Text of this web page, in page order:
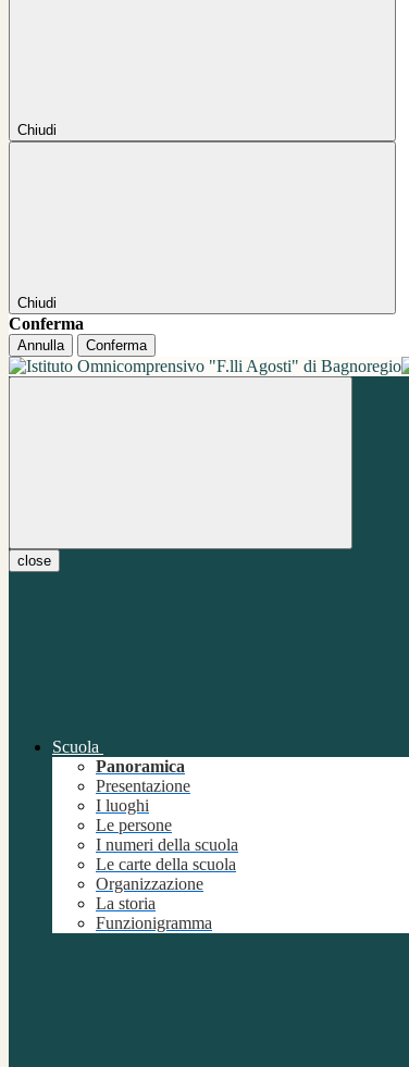
Chiudi
Chiudi
Conferma
Annulla Conferma
close
Scuola
Panoramica
Presentazione
I luoghi
Le persone
I numeri della scuola
Le carte della scuola
Organizzazione
La storia
Funzionigramma